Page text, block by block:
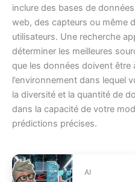
inclure des bases de
web, des capteurs ou même
utilisateurs. Une recherche
déterminer les meilleures
que les données doivent être
l’environnement dans lequel
la diversité et la quantité de
dans la capacité de votre
prédictions précises.
AI